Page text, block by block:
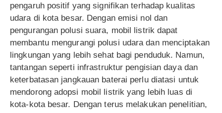
pengaruh positif yang signifikan terhadap kualitas
udara di kota besar. Dengan emisi nol dan
pengurangan polusi suara, mobil listrik dapat
membantu mengurangi polusi udara dan menciptakan
lingkungan yang lebih sehat bagi penduduk. Namun,
tantangan seperti infrastruktur pengisian daya dan
keterbatasan jangkauan baterai perlu diatasi untuk
mendorong adopsi mobil listrik yang lebih luas di
kota-kota besar. Dengan terus melakukan penelitian,